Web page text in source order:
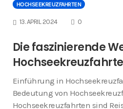
HOCHSEEKREUZFAHRTEN
13. APRIL 2024 0COMMENTS
Die faszinierende
Einführung in
Bedeutung von
Hochseekreuzfahrten sind